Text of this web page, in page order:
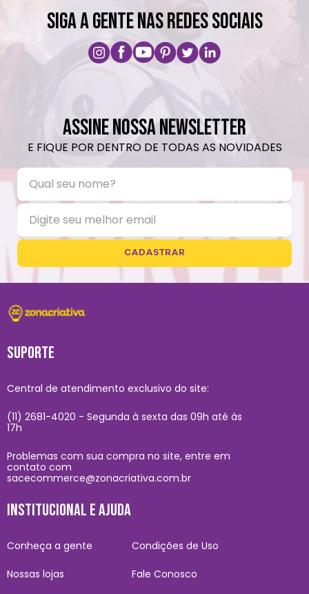
SIGA A GENTE NAS REDES SOCIAIS
ASSINE NOSSA NEWSLETTER
E FIQUE POR DENTRO DE TODAS AS NOVIDADES
CADASTRAR
SUPORTE
Central de atendimento exclusivo do site:
(11) 2681-4020 - Segunda à sexta das 09h até às
17h
Problemas com sua compra no site, entre em
contato com
sacecommerce@zonacriativa.com.br
INSTITUCIONAL E AJUDA
Conheça a gente
Nossas lojas
Condições de Uso
Fale Conosco